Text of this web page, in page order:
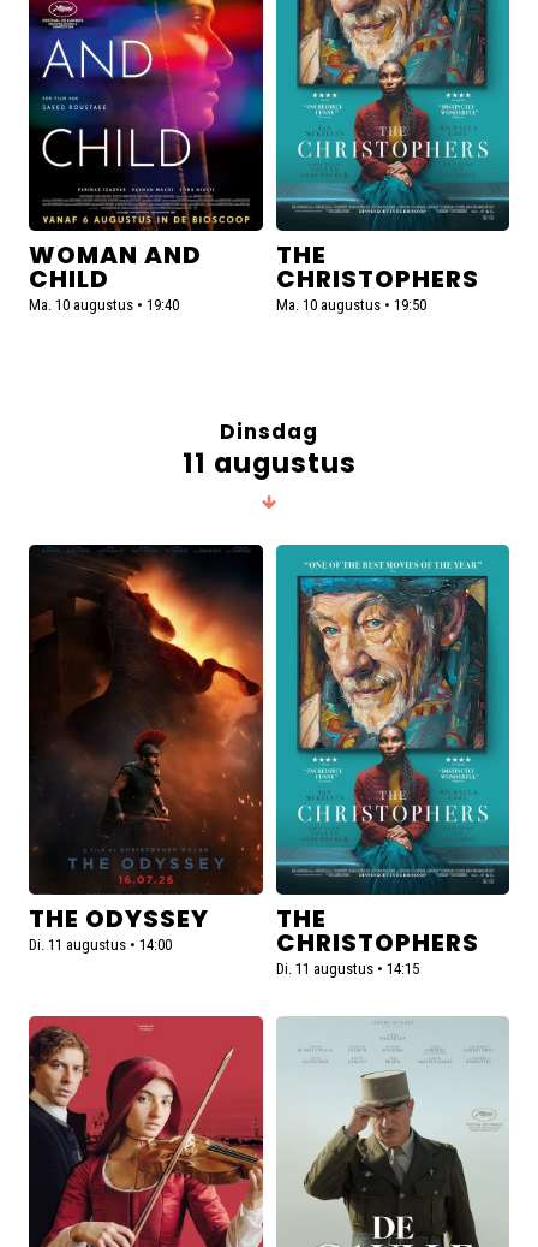
and
Child
WOMAN AND
CHILD
Ma. 10 augustus • 19:40
Christophers
THE
CHRISTOPHERS
Ma. 10 augustus • 19:50
Dinsdag
11 augustus
Lees
over
The
Odyssey
THE ODYSSEY
Di. 11 augustus • 14:00
Lees
meer
over
The
Christophers
THE
CHRISTOPHERS
Di. 11 augustus • 14:15
Lees
meer
over
Primavera
meer
Gaulle:
Résistance